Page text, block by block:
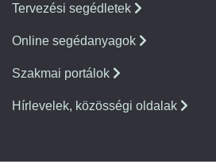
Tervezési segédletek
Online segédanyagok
Szakmai portálok
Hírlevelek, közösségi oldalak